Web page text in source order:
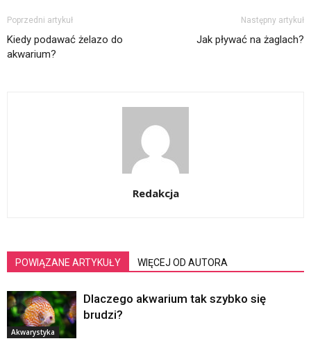
Poprzedni artykuł
Kiedy podawać żelazo do
akwarium?
Następny artykuł
Jak pływać na żaglach?
Redakcja
POWIĄZANE ARTYKUŁY WIĘCEJ OD AUTORA
Akwarystyka
Dlaczego akwarium tak szybko się
brudzi?